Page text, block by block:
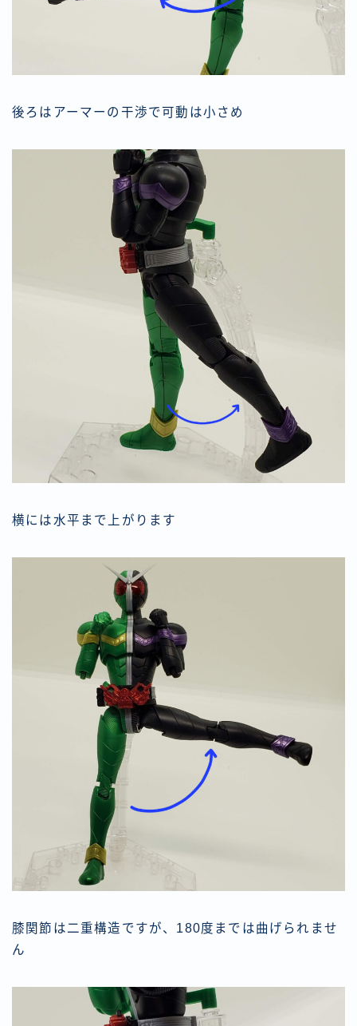
後ろはアーマーの干渉で可動は小さめ
横には水平まで上がります
膝関節は二重構造ですが、180度までは曲げられませ
ん